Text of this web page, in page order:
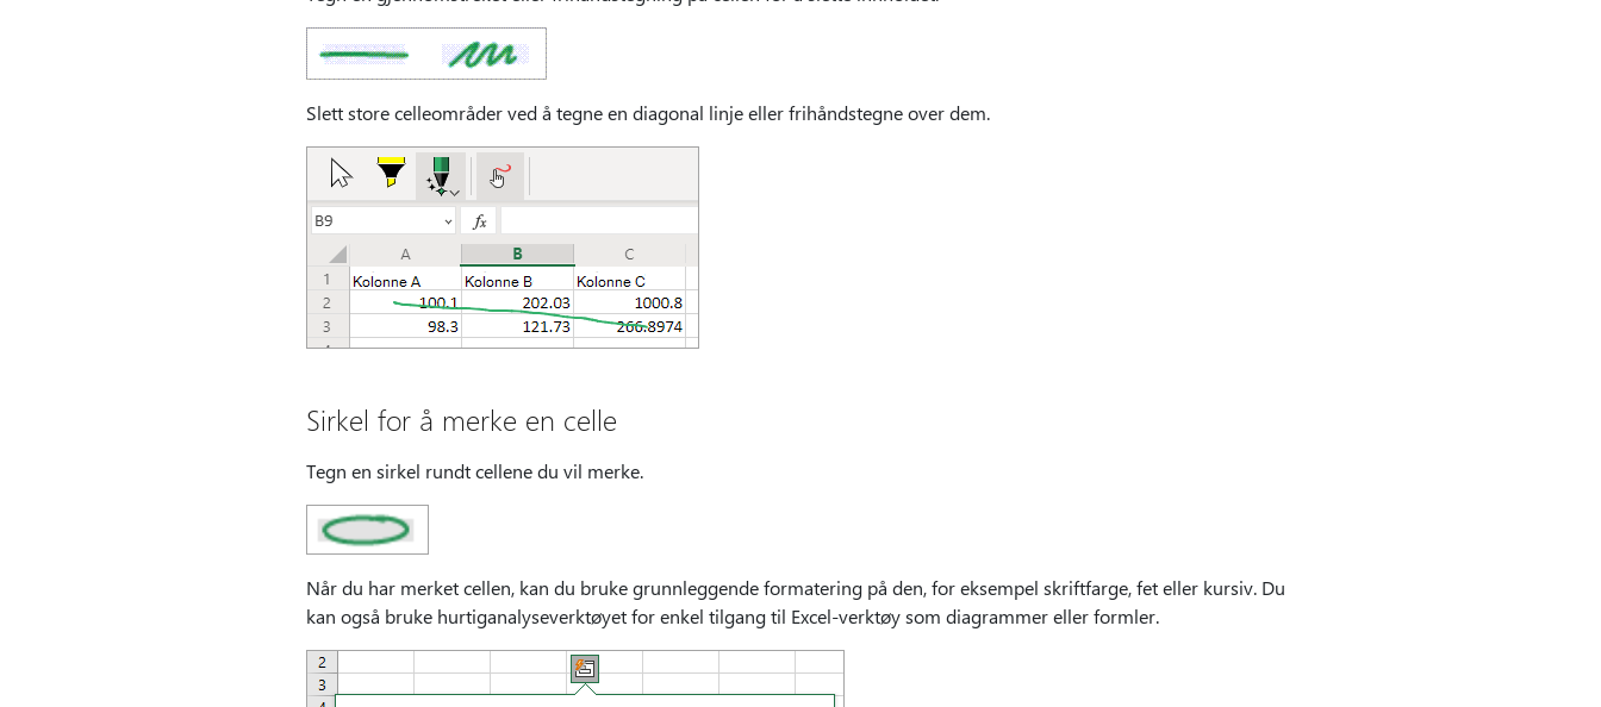
Slett store celleområder ved å tegne en diagonal linje eller frihåndstegne over dem.
Sirkel for å merke en celle
Tegn en sirkel rundt cellene du vil merke.
Når du har merket cellen, kan du bruke grunnleggende formatering på den, for eksempel skriftfarge, fet eller kursiv. Du
kan også bruke hurtiganalyseverktøyet for enkel tilgang til Excel-verktøy som diagrammer eller formler.